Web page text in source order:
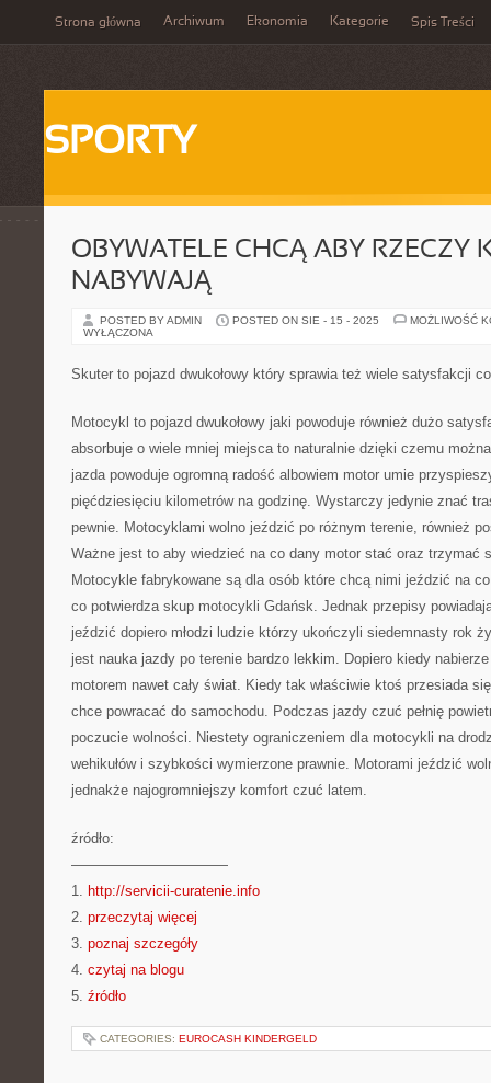
Strona główna Archiwum Ekonomia Kategorie Spis Treści
SPORTY
OBYWATELE CHCĄ ABY RZECZY
NABYWAJĄ
POSTED BY ADMIN POSTED ON SIE - 15 - 2025
MOŻLIWOŚĆ
WYŁĄCZONA
Skuter to pojazd dwukołowy który sprawia też wiele satysfakcji
Motocykl to pojazd dwukołowy jaki powoduje również dużo
absorbuje o wiele mniej miejsca to naturalnie dzięki czemu
jazda powoduje ogromną radość albowiem motor umie
pięćdziesięciu kilometrów na godzinę. Wystarczy jedynie znać
pewnie. Motocyklami wolno jeździć po różnym terenie, również
Ważne jest to aby wiedzieć na co dany motor stać oraz trzymać
Motocykle fabrykowane są dla osób które chcą nimi jeździć na
co potwierdza skup motocykli Gdańsk. Jednak przepisy
jeździć dopiero młodzi ludzie którzy ukończyli siedemnasty rok
jest nauka jazdy po terenie bardzo lekkim. Dopiero kiedy
motorem nawet cały świat. Kiedy tak właściwie ktoś przesiada
chce powracać do samochodu. Podczas jazdy czuć pełnię
poczucie wolności. Niestety ograniczeniem dla motocykli na
wehikułów i szybkości wymierzone prawnie. Motorami jeździć
jednakże najogromniejszy komfort czuć latem.
źródło:
———————————
1. http://servicii-curatenie.info
2. przeczytaj więcej
3. poznaj szczegóły
4. czytaj na blogu
5. źródło
CATEGORIES: EUROCASH KINDERGELD